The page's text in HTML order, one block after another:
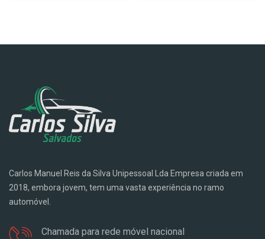
Carlos Manuel Reis da Silva Unipessoal Lda Empresa criada em
2018, embora jovem, tem uma vasta experiência no ramo
automóvel.
Chamada para rede móvel nacional